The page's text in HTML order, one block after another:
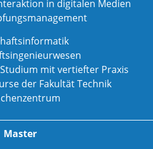
in digitalen Medien
mit vertiefter Praxis
der Fakultät Technik
Master